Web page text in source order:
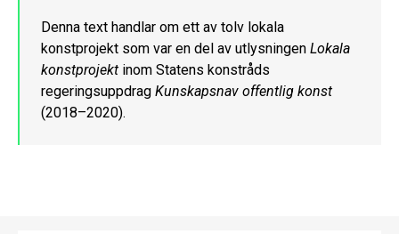
Denna text handlar om ett av tolv lokala
konstprojekt som var en del av utlysningen Lokala
konstprojekt inom Statens konstråds
regeringsuppdrag Kunskapsnav offentlig konst
(2018–2020).